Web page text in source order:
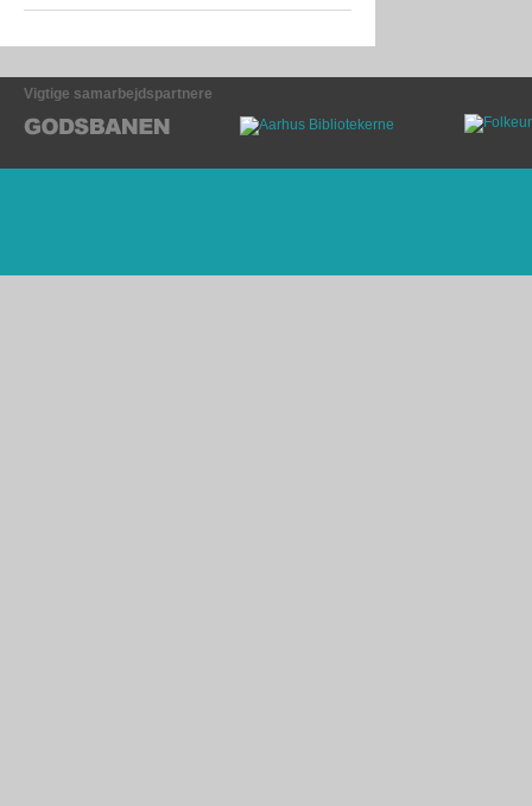
Vigtige samarbejdspartnere